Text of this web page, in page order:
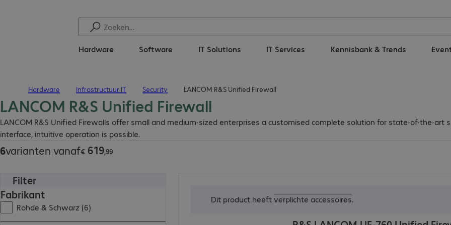
Hardware Software IT Solutions IT Services Kennisbank & Trends
Hardware Infrastructuur IT Security LANCOM R&S Unified Firewall
LANCOM R&S Unified Firewall
LANCOM R&S Unified Firewalls offer small and medium-sized enterprises a customised complete solution for state-of-the-
interface, intuitive operation is possible.
6varianten vanaf€ 619,99
€ 619,99
Filter
Fabrikant
Rohde & Schwarz (6)
Dit product heeftverplichte accessoires.